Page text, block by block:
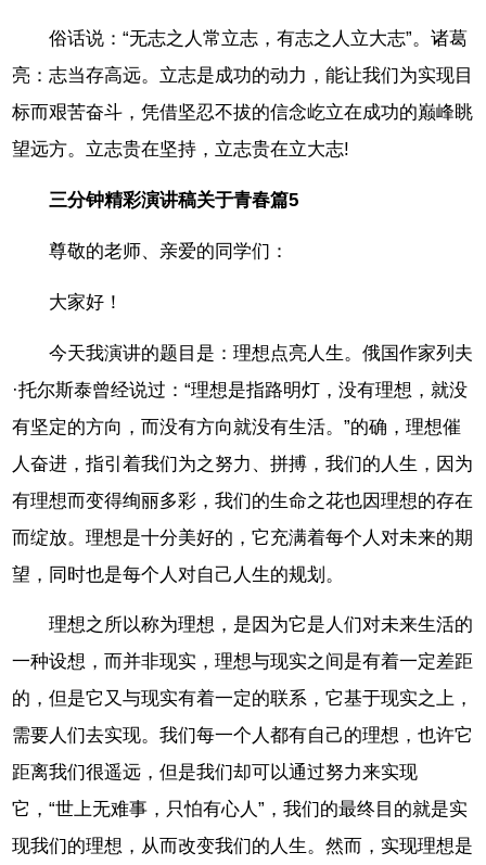
俗话说：“无志之人常立志，有志之人立大志”。诸葛
亮：志当存高远。立志是成功的动力，能让我们为实现目
标而艰苦奋斗，凭借坚忍不拔的信念屹立在成功的巅峰眺
望远方。立志贵在坚持，立志贵在立大志!
三分钟精彩演讲稿关于青春篇5
尊敬的老师、亲爱的同学们：
大家好！
今天我演讲的题目是：理想点亮人生。俄国作家列夫
·托尔斯泰曾经说过：“理想是指路明灯，没有理想，就没
有坚定的方向，而没有方向就没有生活。”的确，理想催
人奋进，指引着我们为之努力、拼搏，我们的人生，因为
有理想而变得绚丽多彩，我们的生命之花也因理想的存在
而绽放。理想是十分美好的，它充满着每个人对未来的期
望，同时也是每个人对自己人生的规划。
理想之所以称为理想，是因为它是人们对未来生活的
一种设想，而并非现实，理想与现实之间是有着一定差距
的，但是它又与现实有着一定的联系，它基于现实之上，
需要人们去实现。我们每一个人都有自己的理想，也许它
距离我们很遥远，但是我们却可以通过努力来实现
它，“世上无难事，只怕有心人”，我们的最终目的就是实
现我们的理想，从而改变我们的人生。然而，实现理想是